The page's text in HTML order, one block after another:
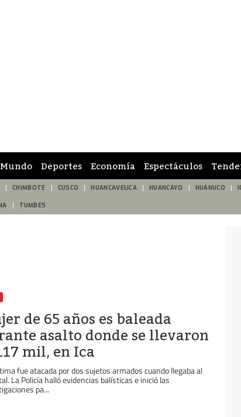
Mundo Deportes Economía Espectáculos
CHIMBOTE CUSCO HUANCAVELICA HUANCAYO HUÁNUCO
TUMBES
de 65 años es baleada
asalto donde se llevaron
mil, en Ica
fue atacada por dos sujetos armados cuando llegaba al
La Policía halló evidencias balísticas e inició las
pa...